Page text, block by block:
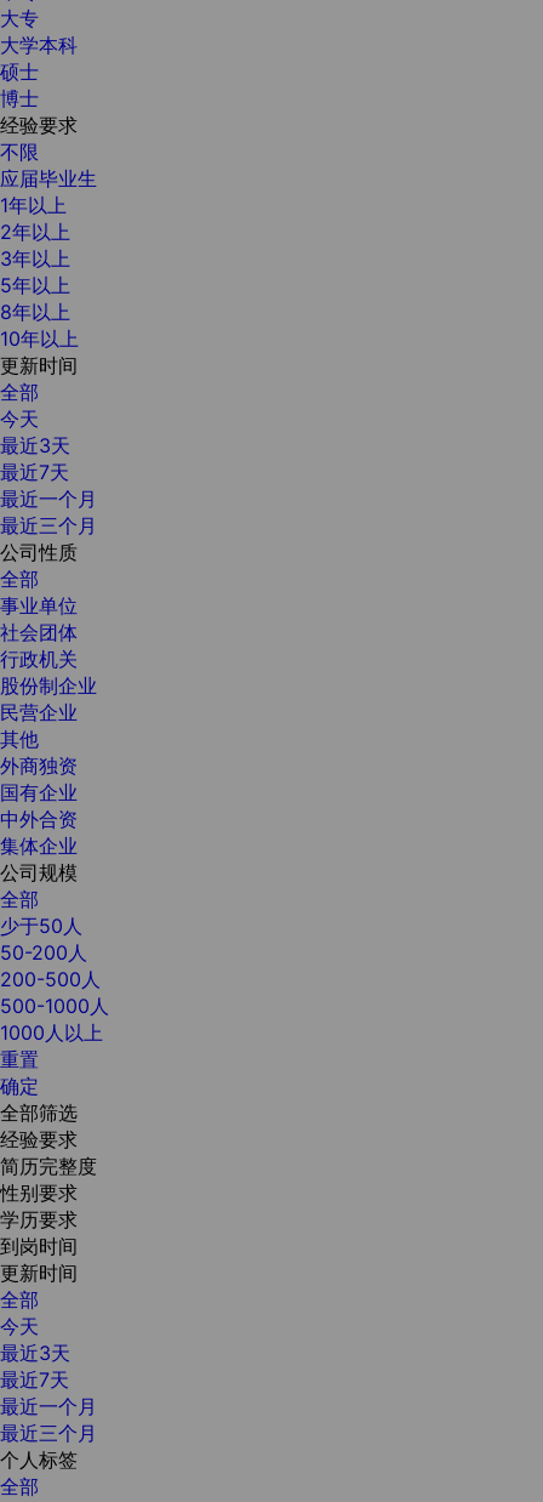
大专
大学本科
硕士
博士
经验要求
不限
应届毕业生
1年以上
2年以上
3年以上
5年以上
8年以上
10年以上
更新时间
全部
今天
最近3天
最近7天
最近一个月
最近三个月
公司性质
全部
事业单位
社会团体
行政机关
股份制企业
民营企业
其他
外商独资
国有企业
中外合资
集体企业
公司规模
全部
少于50人
50-200人
200-500人
500-1000人
1000人以上
重置
确定
全部筛选
经验要求
简历完整度
性别要求
学历要求
到岗时间
更新时间
全部
今天
最近3天
最近7天
最近一个月
最近三个月
个人标签
全部